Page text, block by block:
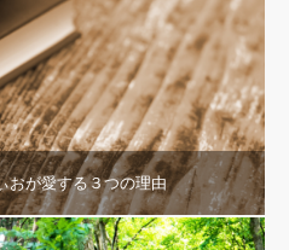
おが愛する３つの理由